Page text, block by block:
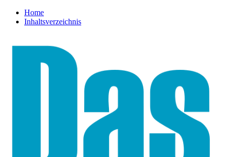
Home
Inhaltsverzeichnis